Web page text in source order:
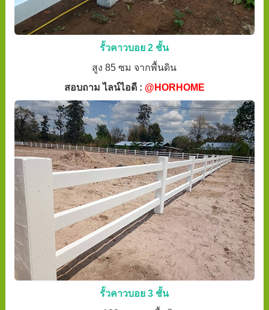
รั้วคาวบอย 2 ชั้น
สูง 85 ซม จากพื้นดิน
สอบถาม ไลน์ไอดี : @HORHOME
รั้วคาวบอย 3 ชั้น